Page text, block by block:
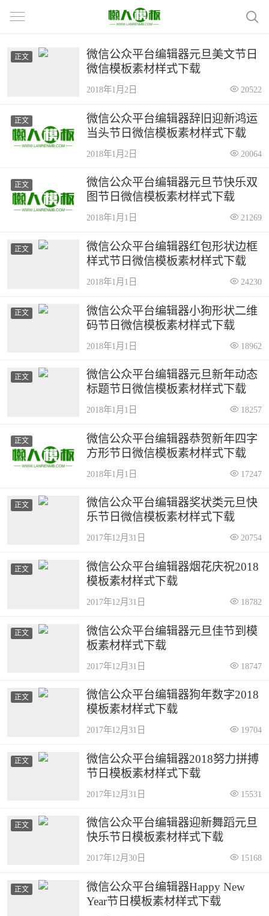
正文
微信公众平台编辑器元旦美文节日
微信模板素材样式下载
2018年1月2日 20522
正文
微信公众平台编辑器辞旧迎新鸿运
当头节日微信模板素材样式下载
2018年1月2日 20064
正文
微信公众平台编辑器元旦节快乐双
图节日微信模板素材样式下载
2018年1月1日 21269
正文
微信公众平台编辑器红包形状边框
样式节日微信模板素材样式下载
2018年1月1日 24230
正文
微信公众平台编辑器小狗形状二维
码节日微信模板素材样式下载
2018年1月1日 18962
正文
微信公众平台编辑器元旦新年动态
标题节日微信模板素材样式下载
2018年1月1日 18257
正文
微信公众平台编辑器恭贺新年四字
方形节日微信模板素材样式下载
2018年1月1日 17247
正文
微信公众平台编辑器奖状类元旦快
乐节日微信模板素材样式下载
2017年12月31日 20754
正文
微信公众平台编辑器烟花庆祝2018
模板素材样式下载
2017年12月31日 18782
正文
微信公众平台编辑器元旦佳节到模
板素材样式下载
2017年12月31日 18747
正文
微信公众平台编辑器狗年数字2018
模板素材样式下载
2017年12月31日 19704
正文
微信公众平台编辑器2018努力拼搏
节日模板素材样式下载
2017年12月31日 15531
正文
微信公众平台编辑器迎新舞蹈元旦
快乐节日模板素材样式下载
2017年12月30日 15168
正文
微信公众平台编辑器Happy New
Year节日模板素材样式下载